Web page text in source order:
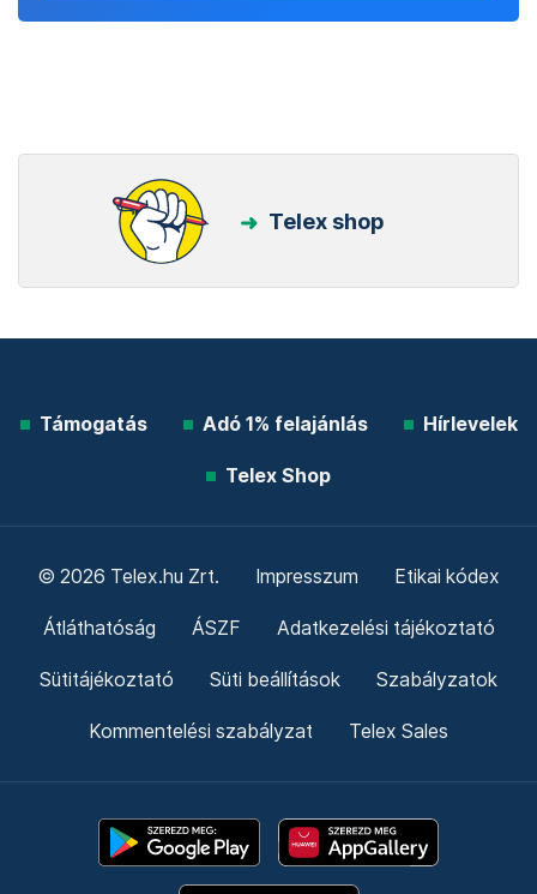
Telex shop
Támogatás Adó 1% felajánlás Hírlevelek
Telex Shop
© 2026 Telex.hu Zrt. Impresszum Etikai kódex
Átláthatóság ÁSZF Adatkezelési tájékoztató
Sütitájékoztató Süti beállítások Szabályzatok
Kommentelési szabályzat Telex Sales